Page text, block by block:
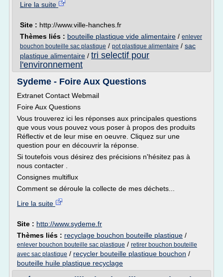
Lire la suite
Site : http://www.ville-hanches.fr
Thèmes liés : bouteille plastique vide alimentaire / enlever
bouchon bouteille sac plastique / pot plastique alimentaire / sac
plastique alimentaire / tri selectif pour
l'environnement
Sydeme - Foire Aux Questions
Extranet Contact Webmail
Foire Aux Questions
Vous trouverez ici les réponses aux principales questions
que vous vous pouvez vous poser à propos des produits
Réflectiv et de leur mise en oeuvre. Cliquez sur une
question pour en découvrir la réponse.
Si toutefois vous désirez des précisions n'hésitez pas à
nous contacter .
Consignes multiflux
Comment se déroule la collecte de mes déchets...
Lire la suite
Site : http://www.sydeme.fr
Thèmes liés : recyclage bouchon bouteille plastique /
enlever bouchon bouteille sac plastique / retirer bouchon bouteille
avec sac plastique / recycler bouteille plastique bouchon /
bouteille huile plastique recyclage